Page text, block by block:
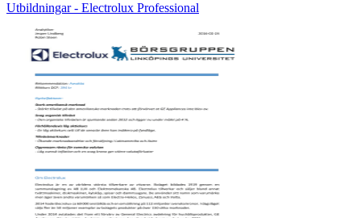
Utbildningar - Electrolux Professional